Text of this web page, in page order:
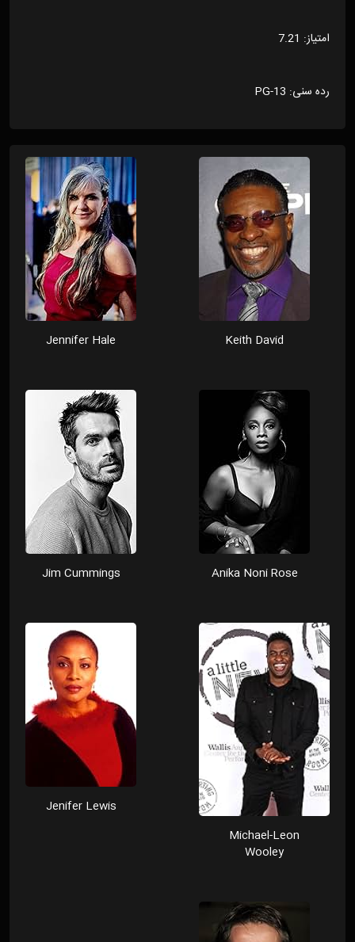
امتیاز: 7.21
رده سنی: PG-13
Keith David
Jennifer Hale
Anika Noni Rose
Jim Cummings
Michael-Leon
Wooley
Jenifer Lewis